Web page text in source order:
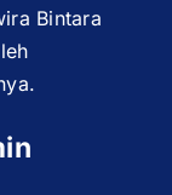
Bintara